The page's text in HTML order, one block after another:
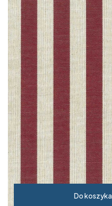
Do koszyka